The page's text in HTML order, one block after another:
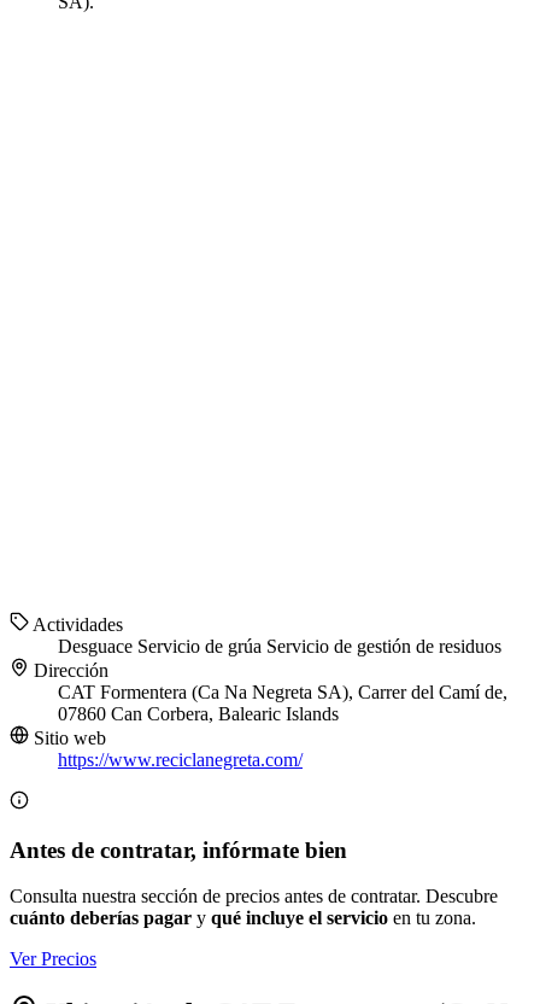
Actividades
Desguace Servicio de grúa Servicio de gestión de residuos
Dirección
CAT Formentera (Ca Na Negreta SA), Carrer del Camí de,
07860 Can Corbera, Balearic Islands
Sitio web
https://www.reciclanegreta.com/
Antes de contratar, infórmate bien
Consulta nuestra sección de precios antes de contratar. Descubre
cuánto deberías pagar y qué incluye el servicio en tu zona.
Ver Precios